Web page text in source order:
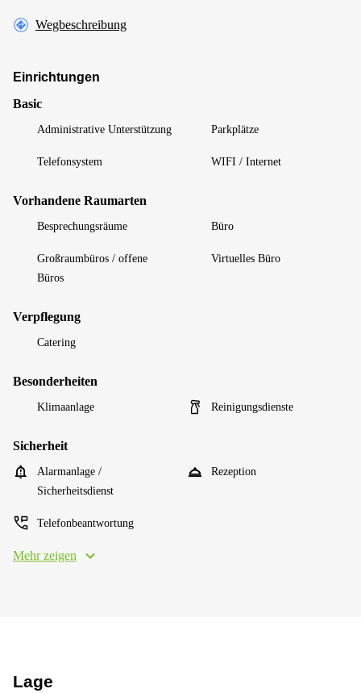
Wegbeschreibung
Einrichtungen
Basic
Administrative Unterstützung Parkplätze
Telefonsystem WIFI / Internet
Vorhandene Raumarten
Besprechungsräume Büro
Großraumbüros / offene
Büros
Virtuelles Büro
Verpflegung
Catering
Besonderheiten
Klimaanlage Reinigungsdienste
Sicherheit
Alarmanlage /
Sicherheitsdienst
Rezeption
Telefonbeantwortung
Mehr zeigen
Lage